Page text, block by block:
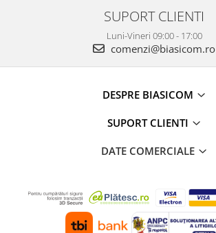
Boxe portabile
Accesorii electronice Auto
Compresoare auto
SUPORT CLIENTI
Luni-Vineri 09:00 - 17:00
comenzi@biasicom.ro
DESPRE BIASICOM
SUPORT CLIENTI
DATE COMERCIALE